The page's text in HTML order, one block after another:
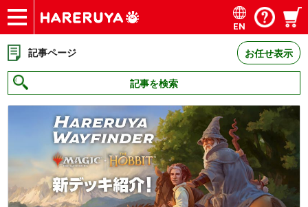
ショップ
買取
記事
デッキ検索
デッキ構築
選手一覧
店舗一覧
イベント
お問い合わせ
EN
記事ページ お任せ表示
記事を検索